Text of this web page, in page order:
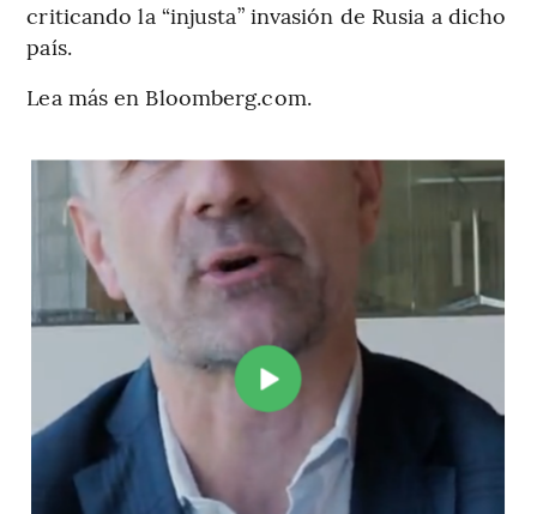
criticando la “injusta” invasión de Rusia a dicho
país.
Lea más en Bloomberg.com.